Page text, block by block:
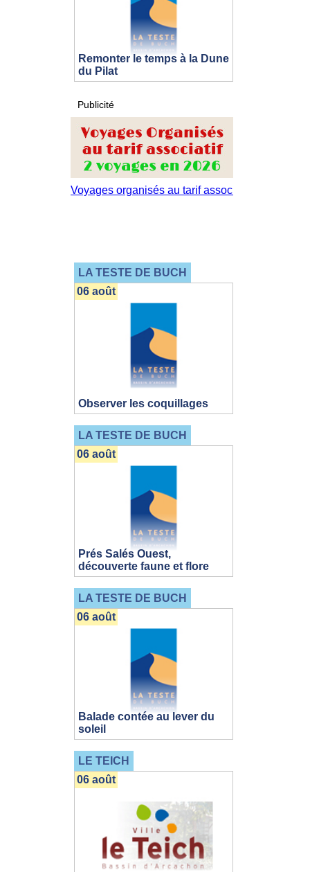
Remonter le temps à la Dune
du Pilat
Publicité
LA TESTE DE BUCH
Observer les coquillages
06 août
LA TESTE DE BUCH
Prés Salés Ouest,
découverte faune et flore
06 août
LA TESTE DE BUCH
Balade contée au lever du
soleil
06 août
LE TEICH
06 août